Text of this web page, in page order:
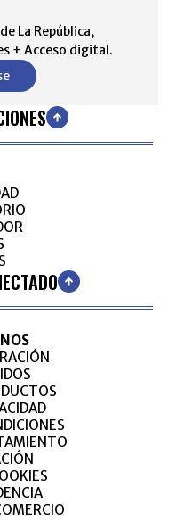
La República,
+ Acceso digital.